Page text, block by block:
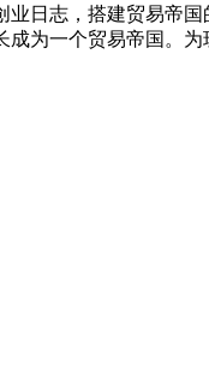
日志，搭建贸易帝
为一个贸易帝国。